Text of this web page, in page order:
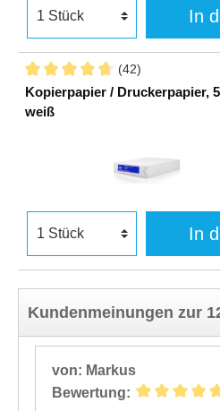
In
(42)
Kopierpapier / Druckerpapier,
weiß
In
Kundenmeinungen zur
von: Markus
Bewertung: